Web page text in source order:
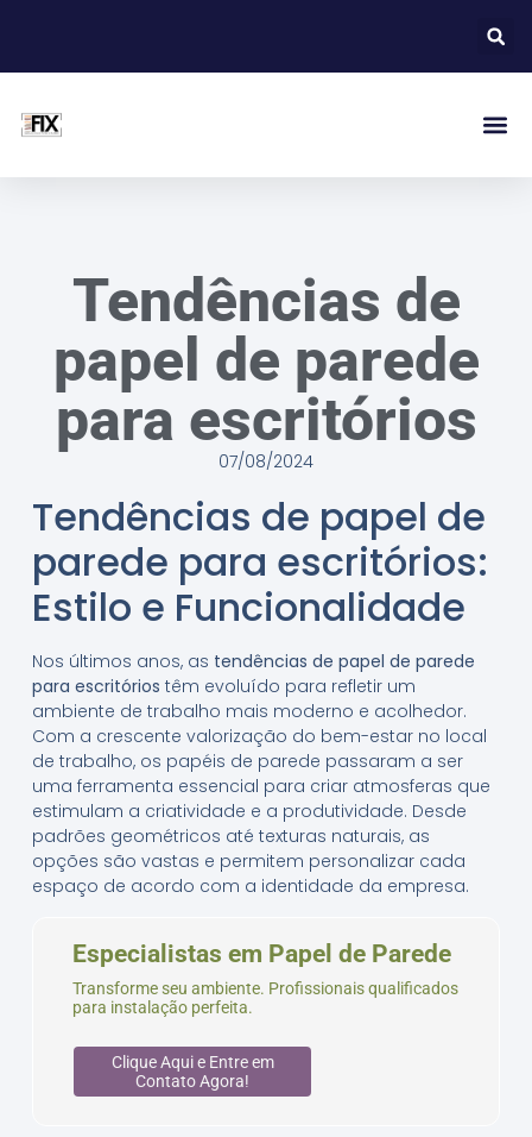
Tendências de
papel de parede
para escritórios
07/08/2024
Tendências de papel de
parede para escritórios:
Estilo e Funcionalidade
Nos últimos anos, as tendências de papel de parede
para escritórios têm evoluído para refletir um
ambiente de trabalho mais moderno e acolhedor.
Com a crescente valorização do bem-estar no local
de trabalho, os papéis de parede passaram a ser
uma ferramenta essencial para criar atmosferas que
estimulam a criatividade e a produtividade. Desde
padrões geométricos até texturas naturais, as
opções são vastas e permitem personalizar cada
espaço de acordo com a identidade da empresa.
Especialistas em Papel de Parede
Transforme seu ambiente. Profissionais qualificados
para instalação perfeita.
Clique Aqui e Entre em
Contato Agora!